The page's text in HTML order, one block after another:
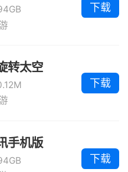
下载
转太空
下载
手机版
下载